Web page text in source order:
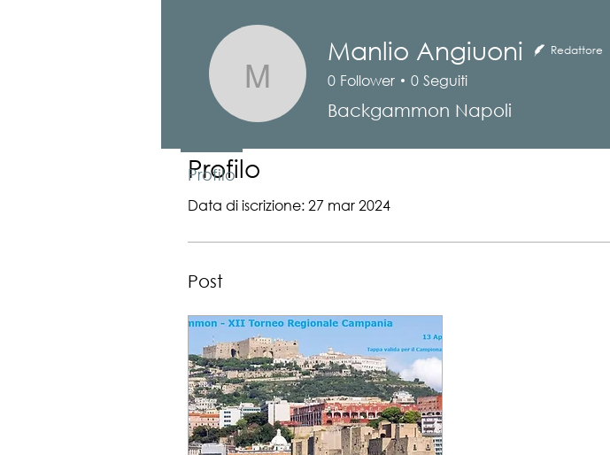
Profilo
Data di iscrizione: 27 mar 2024
Post
Manlio Angiuoni
Manlio Angiuoni Redattore
0 Follower 0 Seguiti
Backgammon Napoli
Profilo